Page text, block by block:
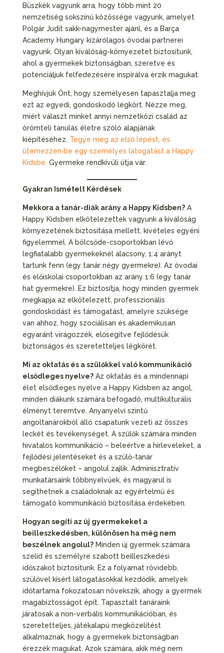
Büszkék vagyunk arra, hogy több mint 20
nemzetiség sokszínű közössége vagyunk, amelyet
Polgár Judit sakk-nagymester ajánl, és a Barça
Academy Hungary kizárólagos óvodai partnerei
vagyunk. Olyan kiválóság-környezetet biztosítunk,
ahol a gyermekek biztonságban, szeretve és
potenciáljuk felfedezésére inspirálva érzik magukat.
Meghívjuk Önt, hogy személyesen tapasztalja meg
ezt az egyedi, gondoskodó légkört. Nézze meg,
miért választ minket annyi nemzetközi család az
örömteli tanulás életre szóló alapjának
kiépítéséhez. Tegye meg az első lépést, és
ütemezzen be egy személyes látogatást a Happy
Kidsbe. Gyermeke rendkívüli útja vár.
Gyakran Ismételt Kérdések
Mekkora a tanár-diák arány a Happy Kidsben?A
Happy Kidsben elkötelezettek vagyunk a kiválóság
környezetének biztosítása mellett, kivételes egyéni
figyelemmel. A bölcsőde-csoportokban lévő
legfiatalabb gyermekeknél alacsony, 1:4 arányt
tartunk fenn (egy tanár négy gyermekre). Az óvodai
és előiskolai csoportokban az arány 1:6 (egy tanár
hat gyermekre). Ez biztosítja, hogy minden gyermek
megkapja az elkötelezett, professzionális
gondoskodást és támogatást, amelyre szüksége
van ahhoz, hogy szociálisan és akademikusan
egyaránt virágozzék, elősegítve fejlődésük
biztonságos és szeretetteljes légkörét.
Mi az oktatás és a szülőkkel való kommunikáció
elsődleges nyelve?Az oktatás és a mindennapi
élet elsődleges nyelve a Happy Kidsben az angol,
minden diákunk számára befogadó, multikulturális
élményt teremtve. Anyanyelvi szintű
angoltanárokból álló csapatunk vezeti az összes
leckét és tevékenységet. A szülők számára minden
hivatalos kommunikáció – beleértve a hírleveleket, a
fejlődési jelentéseket és a szülő-tanár
megbeszélőket – angolul zajlik. Adminisztratív
munkatársaink többnyelvűek, és magyarul is
segíthetnek a családoknak az egyértelmű és
támogató kommunikáció biztosítása érdekében.
Hogyan segíti az új gyermekeket a
beilleszkedésben, különösen ha még nem
beszélnek angolul?Minden új gyermek számára
szelíd és személyre szabott beilleszkedési
időszakot biztosítunk. Ez a folyamat rövidebb,
szülővel kísért látogatásokkal kezdődik, amelyek
időtartama fokozatosan növekszik, ahogy a gyermek
magabiztosságot épít. Tapasztalt tanáraink
járatosak a non-verbális kommunikációban, és
szeretetteljes, játékalapú megközelítést
alkalmaznak, hogy a gyermekek biztonságban
érezzék magukat. Azok számára, akik még nem